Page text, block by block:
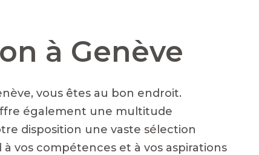
à Genève
vous êtes au bon endroit.
également une multitude
disposition une vaste sélection
vos compétences et à vos aspirations